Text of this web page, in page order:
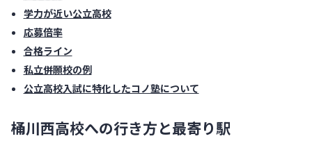
学力が近い公立高校
応募倍率
合格ライン
私立併願校の例
公立高校入試に特化したコノ塾について
桶川西高校への行き方と最寄り駅